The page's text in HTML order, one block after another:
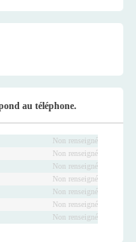
au téléphone.
Non renseigné
Non renseigné
Non renseigné
Non renseigné
Non renseigné
Non renseigné
Non renseigné